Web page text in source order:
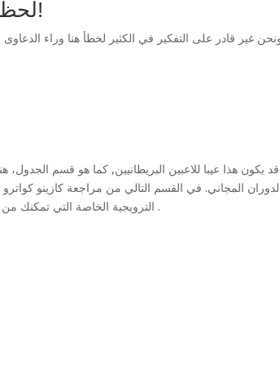
لحظة حظ حاسمة في الكازينو: اربح بشجاعة!
غير قادر على التفكير في الكثير لخطأ هنا وراء
قد يكون هذا عيبا للاعبين البريطانيين, كما هو قسم
المجاني. في القسم التالي من مراجعة كازينو
الترويجية الخاصة التي تمكنك من لعب الأواني فيشين من الذهب مجانا، تعلم العاب الخفة بالورق يدور الحرة .